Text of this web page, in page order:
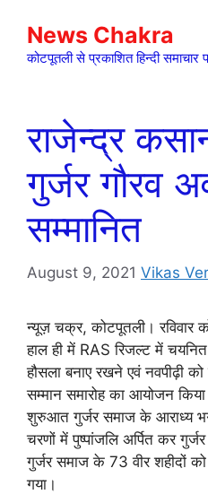
content
News Chakra
कोटपूतली से प्रकाशित हिन्दी
राजेन्द्र
गुर्जर गौरव
सम्मानित
August 9, 2021 Vikas
न्यूज़ चक्र, कोटपूतली। रविवार को
हाल ही में RAS रिजल्ट में
हौसला बनाए रखने एवं नवपीढ़ी
सम्मान समारोह का आयोजन
शुरुआत गुर्जर समाज के आराध्य
चरणों में पुष्पांजलि अर्पित कर
गुर्जर समाज के 73 वीर शहीदों
गया।